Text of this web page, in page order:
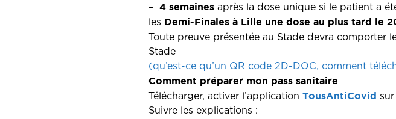
– 4 semainesaprès la dose unique si le patient a
les Demi-Finales à Lille une dose au plus tard le
Toute preuve présentée au Stade devra comporter
Stade
(qu’est-ce qu’un QR code 2D-DOC, comment
Comment préparer mon pass sanitaire
Télécharger, activer l’application TousAntiCovid
Suivre les explications :